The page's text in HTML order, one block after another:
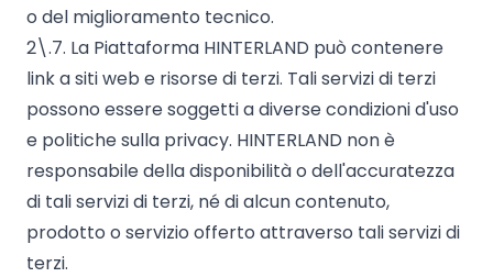
o del miglioramento tecnico.
2\.7. La Piattaforma HINTERLAND può contenere
link a siti web e risorse di terzi. Tali servizi di terzi
possono essere soggetti a diverse condizioni d'uso
e politiche sulla privacy. HINTERLAND non è
responsabile della disponibilità o dell'accuratezza
di tali servizi di terzi, né di alcun contenuto,
prodotto o servizio offerto attraverso tali servizi di
terzi.